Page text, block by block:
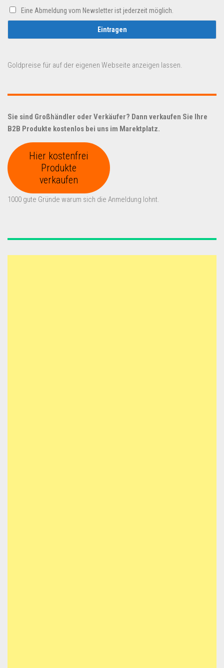
Eine Abmeldung vom Newsletter ist jederzeit möglich.
Goldpreise für auf der eigenen Webseite anzeigen lassen.
Sie sind Großhändler oder Verkäufer? Dann verkaufen Sie Ihre
B2B Produkte kostenlos bei uns im Marektplatz.
Hier kostenfrei
Produkte
verkaufen
1000 gute Gründe warum sich die Anmeldung lohnt.